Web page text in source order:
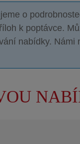
o
k poptávce.
nabídky.